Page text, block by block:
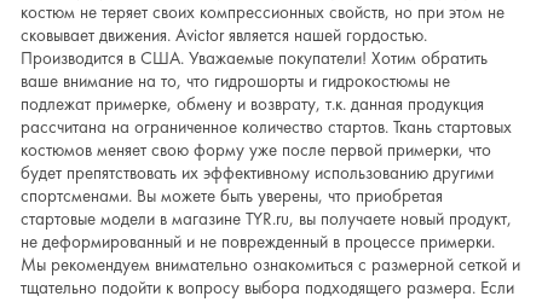
костюм не теряет своих компрессионных свойств, но при этом не
сковывает движения. Avictor является нашей гордостью.
Производится в США. Уважаемые покупатели! Хотим обратить
ваше внимание на то, что гидрошорты и гидрокостюмы не
подлежат примерке, обмену и возврату, т.к. данная продукция
рассчитана на ограниченное количество стартов. Ткань стартовых
костюмов меняет свою форму уже после первой примерки, что
будет препятствовать их эффективному использованию другими
спортсменами. Вы можете быть уверены, что приобретая
стартовые модели в магазине TYR.ru, вы получаете новый продукт,
не деформированный и не поврежденный в процессе примерки.
Мы рекомендуем внимательно ознакомиться с размерной сеткой и
тщательно подойти к вопросу выбора подходящего размера. Если